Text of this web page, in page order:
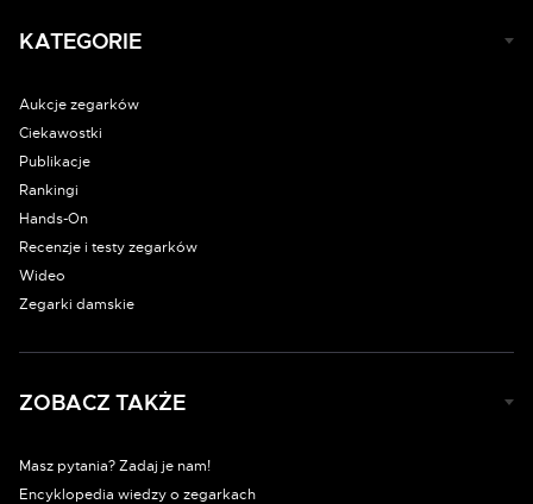
KATEGORIE
Aukcje zegarków
Ciekawostki
Publikacje
Rankingi
Hands-On
Recenzje i testy zegarków
Wideo
Zegarki damskie
ZOBACZ TAKŻE
Masz pytania? Zadaj je nam!
Encyklopedia wiedzy o zegarkach